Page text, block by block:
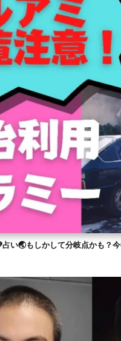
い🌏もしかして分岐点かも？